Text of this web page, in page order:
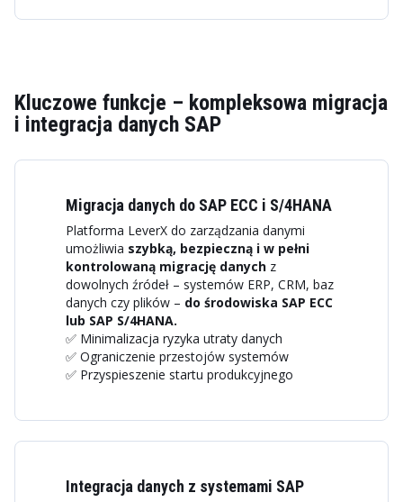
Kluczowe funkcje – kompleksowa migracja
i integracja danych SAP
Migracja danych do SAP ECC i S/4HANA
Platforma LeverX do zarządzania danymi
umożliwia szybką, bezpieczną i w pełni
kontrolowaną migrację danych z
dowolnych źródeł – systemów ERP, CRM, baz
danych czy plików – do środowiska SAP ECC
lub SAP S/4HANA.
✅ Minimalizacja ryzyka utraty danych
✅ Ograniczenie przestojów systemów
✅ Przyspieszenie startu produkcyjnego
Integracja danych z systemami SAP